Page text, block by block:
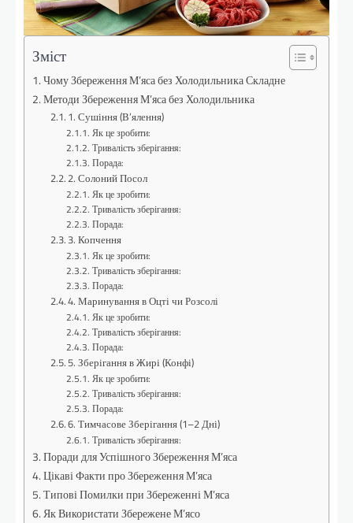
Зміст
Чому Збереження М’яса без Холодильника Складне
Методи Збереження М’яса без Холодильника
1. Сушіння (В’ялення)
Як це зробити:
Тривалість зберігання:
Порада:
2. Солоний Посол
Як це зробити:
Тривалість зберігання:
Порада:
3. Копчення
Як це зробити:
Тривалість зберігання:
Порада:
4. Маринування в Оцті чи Розсолі
Як це зробити:
Тривалість зберігання:
Порада:
5. Зберігання в Жирі (Конфі)
Як це зробити:
Тривалість зберігання:
Порада:
6. Тимчасове Зберігання (1–2 Дні)
Тривалість зберігання:
Поради для Успішного Збереження М’яса
Цікаві Факти про Збереження М’яса
Типові Помилки при Збереженні М’яса
Як Використати Збережене М’ясо